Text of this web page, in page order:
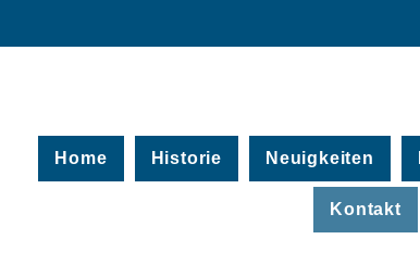
Home Historie Neuigkeiten
Kontakt